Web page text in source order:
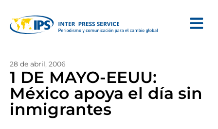
28 de abril, 2006
1 DE MAYO-EEUU:
México apoya el día sin
inmigrantes